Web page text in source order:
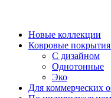
Новые коллекции
Ковровые
С дизайном
Однотонные
Эко
Для коммерческих